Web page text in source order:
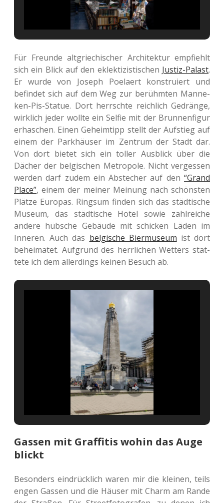
Für Freun­de alt­grie­chi­scher Archi­tek­tur emp­fiehlt
sich ein Blick auf den eklek­ti­zis­ti­schen Justiz-Palast.
Er wurde von Joseph Poelaert kon­stru­iert und
befin­det sich auf dem Weg zur berühm­ten Man­ne­
ken-Pis-Statue. Dort herrsch­te reich­lich Gedrän­ge,
wirk­lich jeder wollte ein Selfie mit der Brun­nen­fi­gur
erha­schen. Einen Geheim­tipp stellt der Auf­stieg auf
einem der Park­häu­ser im Zen­trum der Stadt dar.
Von dort bietet sich ein toller Aus­blick über die
Dächer der bel­gi­schen Metro­po­le. Nicht ver­ges­sen
werden darf zudem ein Abste­cher auf den “Grand
Place”, einem der meiner Mei­nung nach schöns­ten
Plätze Euro­pas. Rings­um finden sich das städ­ti­sche
Museum, das städ­ti­sche Hotel sowie zahl­rei­che
andere hüb­sche Gebäu­de mit schi­cken Läden im
Inne­ren. Auch das bel­gi­sche Bier­mu­se­um ist dort
behei­ma­tet. Auf­grund des herr­li­chen Wet­ters stat­
te­te ich dem aller­dings keinen Besuch ab.
Gassen mit Graffitis wohin das Auge
blickt
Beson­ders ein­drück­lich waren mir die klei­nen, teils
engen Gassen und die Häuser mit Charm am Rande